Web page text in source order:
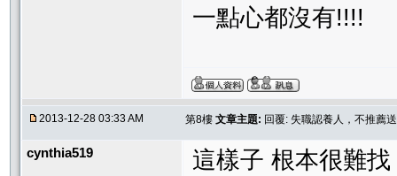
一點心都沒有!!!!
2013-12-28 03:33 AM 第8樓 文章主題: 回覆: 失職認養人，不推薦
cynthia519
這樣子 根本很難找